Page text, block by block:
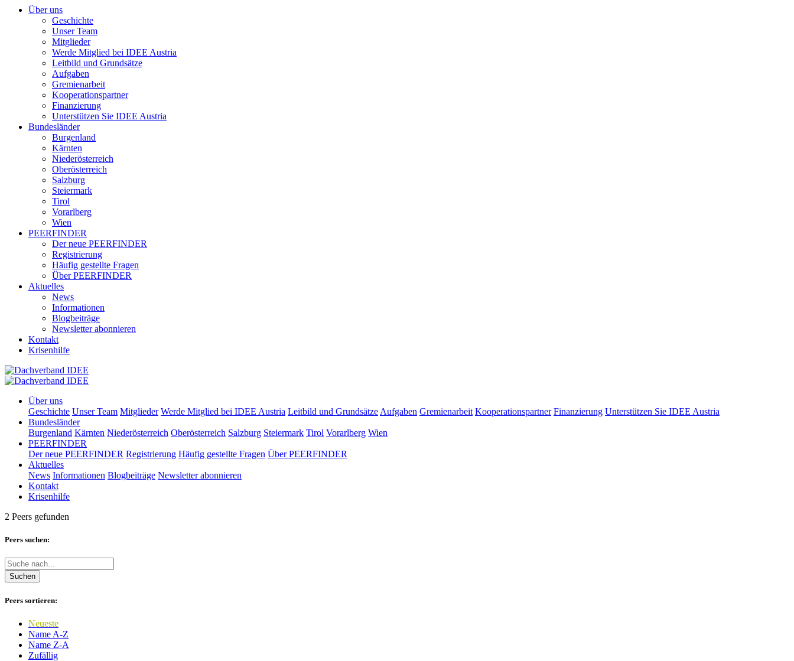
Über uns
Geschichte
Unser Team
Mitglieder
Werde Mitglied bei IDEE Austria
Leitbild und Grundsätze
Aufgaben
Gremienarbeit
Kooperationspartner
Finanzierung
Unterstützen Sie IDEE Austria
Bundesländer
Burgenland
Kärnten
Niederösterreich
Oberösterreich
Salzburg
Steiermark
Tirol
Vorarlberg
Wien
PEERFINDER
Der neue PEERFINDER
Registrierung
Häufig gestellte Fragen
Über PEERFINDER
Aktuelles
News
Informationen
Blogbeiträge
Newsletter abonnieren
Kontakt
Krisenhilfe
Über uns
Geschichte Unser Team Mitglieder Werde Mitglied bei IDEE Austria Leitbild und Grundsätze Aufgaben Gremienarbeit Kooperationspartner Finanzierung Unterstützen Sie IDEE Austria
Bundesländer
Burgenland Kärnten Niederösterreich Oberösterreich Salzburg Steiermark Tirol Vorarlberg Wien
PEERFINDER
Der neue PEERFINDER Registrierung Häufig gestellte Fragen Über PEERFINDER
Aktuelles
News Informationen Blogbeiträge Newsletter abonnieren
Kontakt
Krisenhilfe
2 Peers gefunden
Peers suchen:
Suchen
Peers sortieren:
Neueste
Name A-Z
Name Z-A
Zufällig